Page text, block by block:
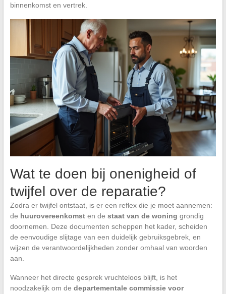
binnenkomst en vertrek.
Wat te doen bij onenigheid of
twijfel over de reparatie?
Zodra er twijfel ontstaat, is er een reflex die je moet aannemen:
de huurovereenkomsten de staat van de woning grondig
doornemen. Deze documenten scheppen het kader, scheiden
de eenvoudige slijtage van een duidelijk gebruiksgebrek, en
wijzen de verantwoordelijkheden zonder omhaal van woorden
aan.
Wanneer het directe gesprek vruchteloos blijft, is het
noodzakelijk om de departementale commissie voor